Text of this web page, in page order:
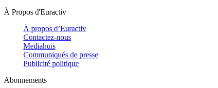
À Propos d'Euractiv
À propos d’Euractiv
Contactez-nous
Mediahuis
Communiqués de presse
Publicité politique
Abonnements